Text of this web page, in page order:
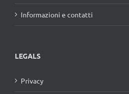
Informazioni e contatti
LEGALS
Privacy